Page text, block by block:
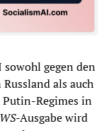
gegen den
als auch
Regimes in
-Ausgabe wird